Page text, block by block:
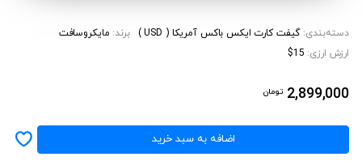
دسته‌بندی:گیفت کارت ایکس باکس آمریکا ( USD ) برند: مایکروسافت
ارزش ارزی: $15
2,899,000 تومان
اضافه به سبد خرید